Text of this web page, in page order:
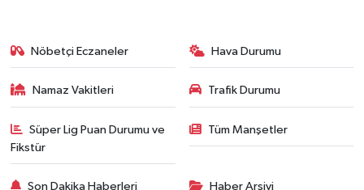
Nöbetçi Eczaneler Hava Durumu
Namaz Vakitleri Trafik Durumu
Süper Lig Puan Durumu ve
Fikstür
Tüm Manşetler
Son Dakika Haberleri Haber Arşivi